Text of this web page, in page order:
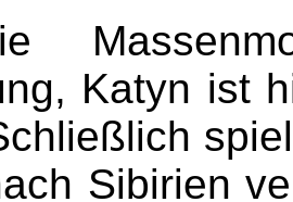
Katyn ist
Sibirien